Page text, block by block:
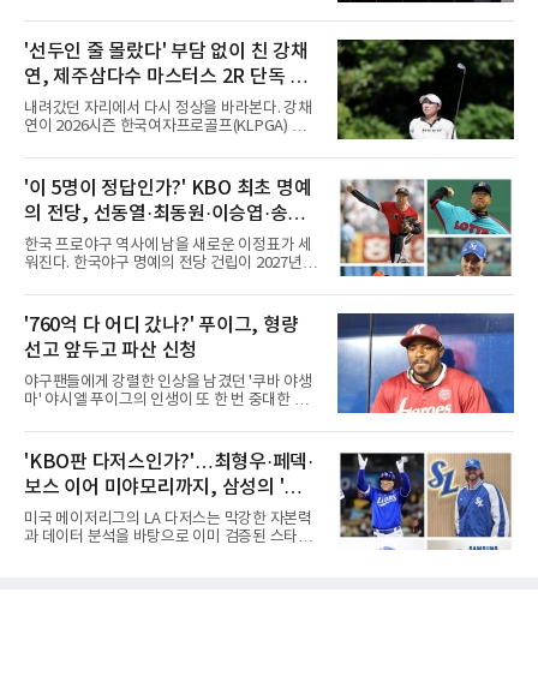
독은 단순히 더위를 이야기하지 않았다. 우천,
폭염, 부상 등 변수가 늘어나는 현실에서 현재
팀당 144경기 체제가 과연 지속 가능한지 질문
을 던졌다.물론 144경기가 세계적으로 특별히
많은 숫자는 아니다. 메이저리그는 팀당 162경
기, 일본프로야구도 143~144경기를 치른다. 숫
자만 놓고 보면 KBO가 유난히 혹사 구조라고 말
비교하기 어려울 정도로 폭염이 길어지고 강해
지고 있다. 여기에 장마, 이
'선두인 줄 몰랐다' 부담 없이 친 강채
연, 제주삼다수 마스터스 2R 단독 선
두
내려갔던 자리에서 다시 정상을 바라본다. 강채
연이 2026시즌 한국여자프로골프(KLPGA) 투어
억 원, 우승상금 1억8000만 원) 2라운드에서 단
독 선두로 도약했다.강채연은 7일 제주도 서귀
포의 테디밸리 골프앤리조트(파72)에서 열린 2
라운드에서 버디 5개와 보기 1개를 묶어 4언더
파 68타를 쳤다. 중간합계 9언더파 135타로 전
날 공동 4위에서 선두로 올라섰다. 공동 2위 그
룹(8언더파 136타)과는 한 타 차다.이 대회는 그
받았으나, 지난해 상금순위 75위에 그쳐 시드순
위전으로 밀렸고 본선에서도 78위에
'이 5명이 정답인가?' KBO 최초 명예
의 전당, 선동열·최동원·이승엽·송진
우·김응용을 둘러싼 논쟁
한국 프로야구 역사에 남을 새로운 이정표가 세
워진다. 한국야구 명예의 전당 건립이 2027년으
문으로 향하고 있다. "누가 한국 야구 최초의 명
예의 전당 헌액자가 될 것인가?"현재 가장 많이
거론되는 후보군은 선동열, 최동원, 이승엽, 송
진우, 그리고 김응용 감독이다. 한국 야구의 시
대별 상징성과 업적을 고려하면 충분히 설득력
있는 이름들이다.선동열은 한국 야구가 배출한
최고의 투수로 평가받는다. 해태 시절 통산 146
프로야구에서도 성공하며 한국 선수의 해외 진
출 가능성을 보여준 상징적인 존
'760억 다 어디 갔나?' 푸이그, 형량
선고 앞두고 파산 신청
야구팬들에게 강렬한 인상을 남겼던 '쿠바 야생
마' 야시엘 푸이그의 인생이 또 한 번 중대한 갈
거액을 벌었던 푸이그가 연방 사건 선고를 앞두
고 파산보호를 신청했다.푸이그는 최근 미국 플
로리다 파산 법원에 챕터11 파산보호 신청을 냈
다. 챕터11은 기업이나 개인이 채권자들과 협의
를 통해 재정 구조를 재편할 수 있도록 돕는 제도
다.미 매체들에 따르면 푸이그의 자산 규모는
1000만~5000만 달러(약 146억~730억 원), 부
'KBO판 다저스인가?'…최형우·페덱·
보스 이어 미야모리까지, 삼성의 '스펙
만렙' 승부수
미국 메이저리그의 LA 다저스는 막강한 자본력
과 데이터 분석을 바탕으로 이미 검증된 스타들